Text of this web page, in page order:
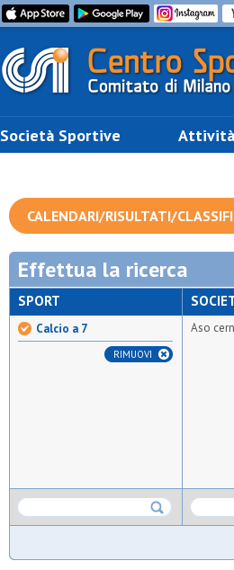
Società Sportive
CALENDARI/RISULTATI/
Effettua la ricerca
SPORT
Calcio a 7
RIMUOVI
Aso